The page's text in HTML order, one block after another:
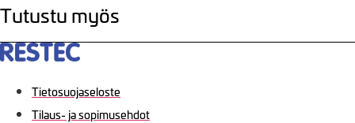
Tutustu myös
Tietosuojaseloste
Tilaus- ja sopimusehdot